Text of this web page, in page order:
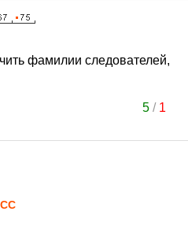
фамилии следователей,
5/ 1